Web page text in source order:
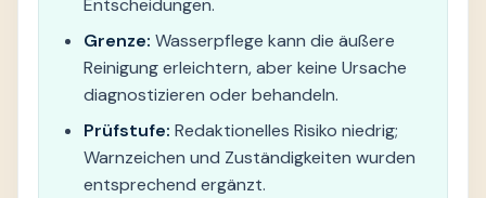
Entscheidungen.
Grenze: Wasserpflege kann die äußere
Reinigung erleichtern, aber keine Ursache
diagnostizieren oder behandeln.
Prüfstufe: Redaktionelles Risiko niedrig;
Warnzeichen und Zuständigkeiten wurden
entsprechend ergänzt.